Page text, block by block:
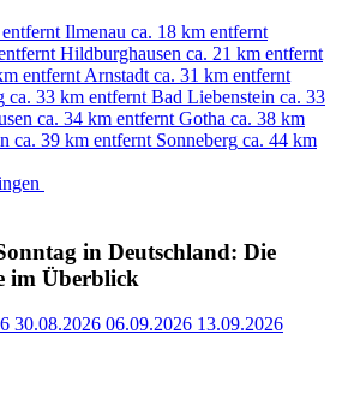
Ilmenau ca. 18 km entfernt
Hildburghausen ca. 21 km entfernt
entfernt Arnstadt ca. 31 km entfernt
ca. 33 km entfernt Bad Liebenstein ca. 33
ca. 34 km entfernt Gotha ca. 38 km
ca. 39 km entfernt Sonneberg ca. 44 km
in Deutschland: Die
im Überblick
30.08.2026 06.09.2026 13.09.2026